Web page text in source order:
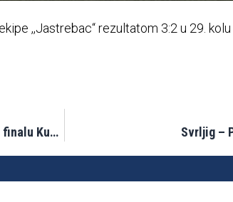
,,Jastrebac“ rezultatom 3:2 u 29.
ODLIČNA VEST: FK ,,Svrljig“ u finalu Kupa FSA Svrljig –